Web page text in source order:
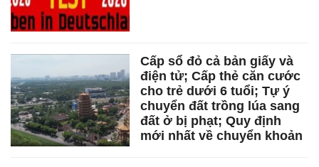
Cấp sổ đỏ cả bản giấy và
điện tử; Cấp thẻ căn cước
cho trẻ dưới 6 tuổi; Tự ý
chuyển đất trồng lúa sang
đất ở bị phạt; Quy định
mới nhất về chuyển khoản